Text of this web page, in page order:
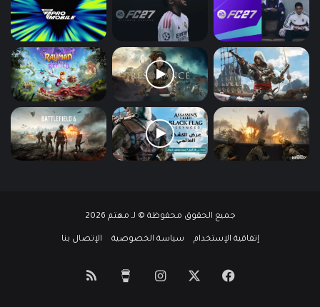
جميع الحقوق محفوظة © لـ مهتم 2026
إتفاقية الإستخدام سياسة الخصوصية الإتصال بنا
فيسبوك انستقرام